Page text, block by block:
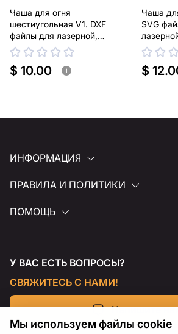
Чаша для огня
шестиугольная V1. DXF
файлы для лазерной,
плазменной резки
$ 10.00 i
Чаша
SVG
$
ИНФОРМАЦИЯ
ПРАВИЛА И ПОЛИТИКИ
ПОМОЩЬ
У ВАС ЕСТЬ ВОПРОСЫ?
СВЯЖИТЕСЬ С НАМИ!
Напишите
Мы используем файлы cookie